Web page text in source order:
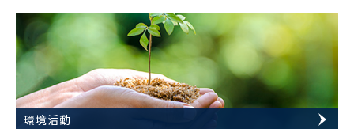
環境活動